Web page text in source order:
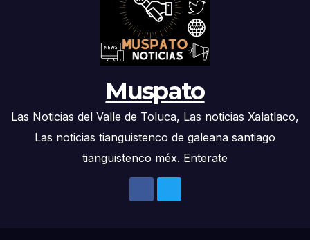
Muspato
Las Noticias del Valle de Toluca, Las noticias Xalatlaco,
Las noticias tianguistenco de galeana santiago
tianguistenco méx. Enterate